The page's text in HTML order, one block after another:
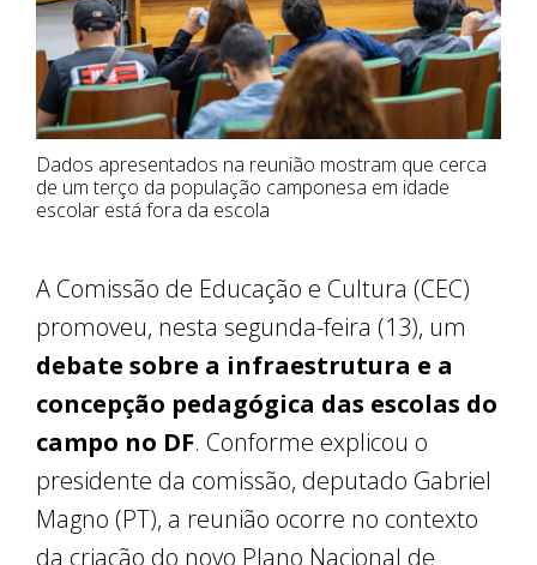
Dados apresentados na reunião mostram que cerca
de um terço da população camponesa em idade
escolar está fora da escola
A Comissão de Educação e Cultura (CEC)
promoveu, nesta segunda-feira (13), um
debate sobre a infraestrutura e a
concepção pedagógica das escolas do
campo no DF. Conforme explicou o
presidente da comissão, deputado Gabriel
Magno (PT), a reunião ocorre no contexto
da criação do novo Plano Nacional de